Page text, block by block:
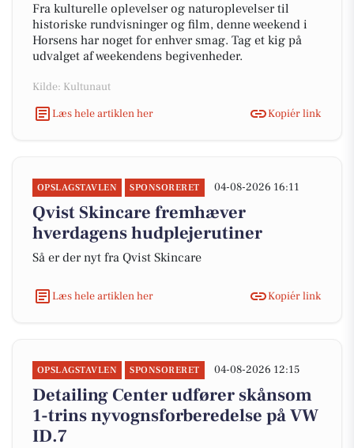
Fra kulturelle oplevelser og naturoplevelser til
historiske rundvisninger og film, denne weekend i
Horsens har noget for enhver smag. Tag et kig på
udvalget af weekendens begivenheder.
Kilde: Kultunaut
Læs hele artiklen her
Kopiér link
OPSLAGSTAVLEN SPONSORERET 04-08-2026 16:11
Qvist Skincare fremhæver
hverdagens hudplejerutiner
Så er der nyt fra Qvist Skincare
Læs hele artiklen her Kopiér link
OPSLAGSTAVLEN SPONSORERET 04-08-2026 12:15
Detailing Center udfører skånsom
1-trins nyvognsforberedelse på VW
ID.7